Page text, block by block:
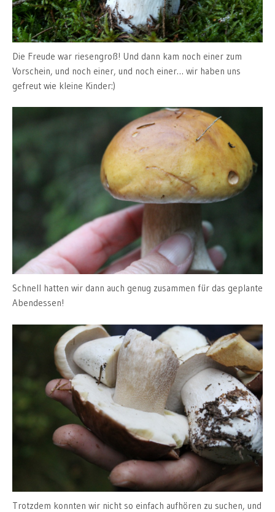
Die Freude war riesengroß! Und dann kam noch einer zum
Vorschein, und noch einer, und noch einer… wir haben uns
gefreut wie kleine Kinder:)
Schnell hatten wir dann auch genug zusammen für das geplante
Abendessen!
Trotzdem konnten wir nicht so einfach aufhören zu suchen, und